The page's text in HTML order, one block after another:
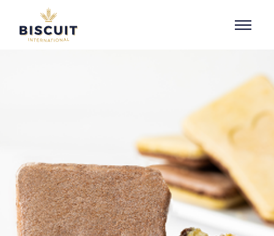
Aller au contenu